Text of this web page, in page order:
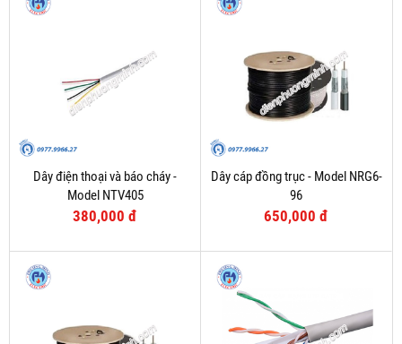
Dây điện thoại và báo cháy -
Model NTV405
380,000 đ
Dây cáp đồng trục - Model NRG6-
96
650,000 đ